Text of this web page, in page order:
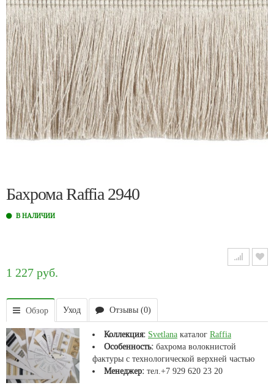
Бахрома Raffia 2940
В НАЛИЧИИ
1 227 руб.
Обзор Уход Отзывы (0)
Коллекция: Svetlana каталог Raffia
Особенность: бахрома волокнистой
фактуры с технологической верхней частью
Менеджер: тел.+7 929 620 23 20